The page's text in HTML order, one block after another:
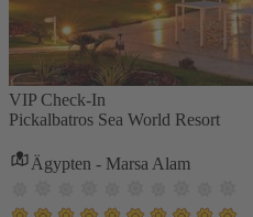
VIP Check-In
Pickalbatros Sea World Resort
Ägypten - Marsa Alam